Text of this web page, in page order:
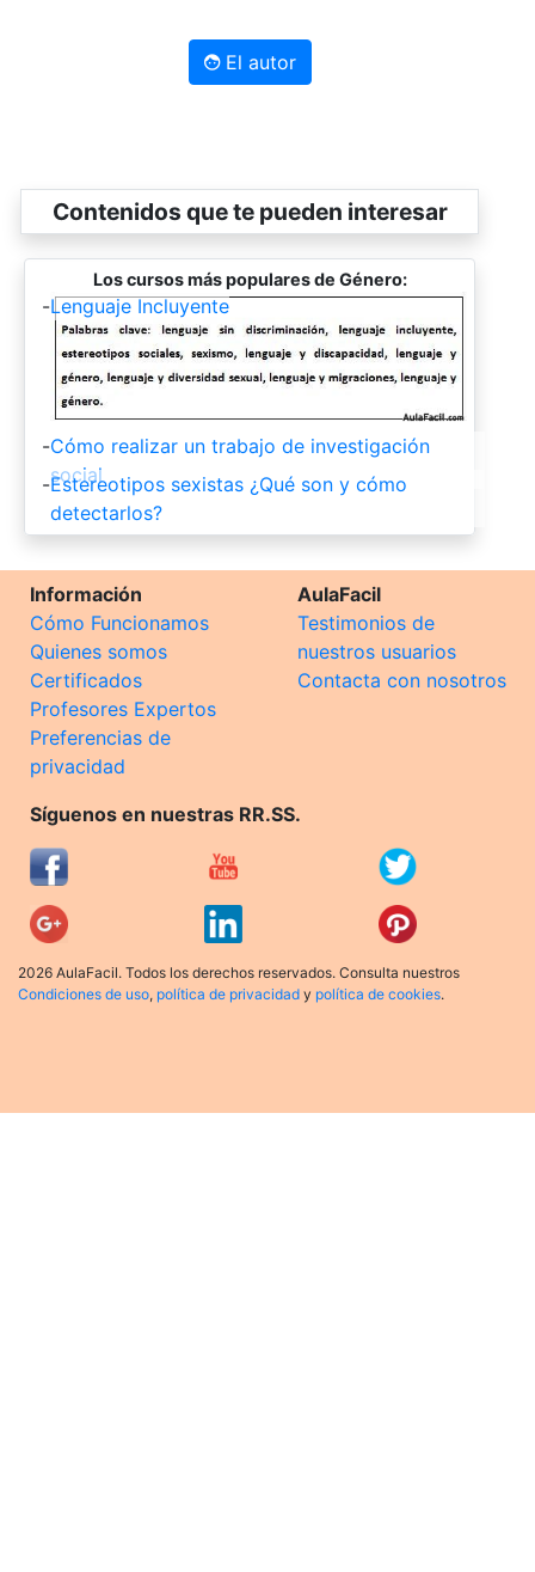
El autor
Contenidos que te pueden interesar
Los cursos más populares de Género:
-Lenguaje Incluyente
-Cómo realizar un trabajo de investigación
social
-Estereotipos sexistas ¿Qué son y cómo
detectarlos?
Información
Cómo Funcionamos
Quienes somos
Certificados
Profesores Expertos
Preferencias de
privacidad
AulaFacil
Testimonios de
nuestros usuarios
Contacta con nosotros
Síguenos en nuestras RR.SS.
2026 AulaFacil. Todos los derechos reservados. Consulta nuestros
Condiciones de uso, política de privacidad y política de cookies.